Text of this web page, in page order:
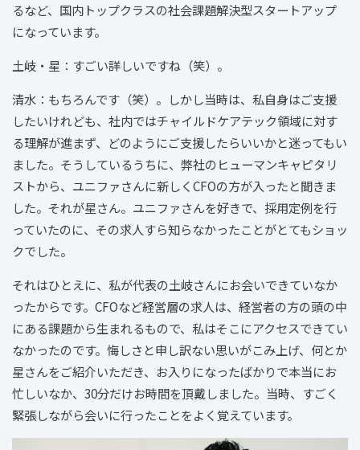
るなど、国内トップクラスの社会課題解決型スタートアップ
になっています。
土岐・星：すごい詳しいですね（笑）。
清水：もちろんです（笑）。しかし当時は、私自身はご支援
したいけれども、社内ではチャイルドケアテック領域に対す
る理解が進まず、どのようにご支援したらいいかと迷ってもい
ました。そうしているうちに、弊社のヒューマンキャピタリ
ストから、ユニファさんに新しくCFOの方が入ったと聞きま
した。それが星さん。ユニファさんを好きで、採用定例を行
っていたのに、その求人すら知らなかったことがとてもショッ
クでした。
それはひとえに、私が代表の土岐さんにお会いできていなか
ったからです。CFOなど経営層の求人は、経営者の方の頭の中
にある課題から生まれるもので、私はそこにアクセスできてい
なかったのです。悔しさと申し訳ない思いがこみ上げ、何とか
星さんをご紹介いただき、お入りになったばかりで本当にお
忙しいなか、30分だけお時間を頂戴しました。当時、すごく
緊張しながら会いに行ったことをよく覚えています。